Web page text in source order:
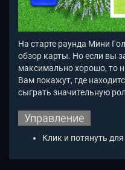
На старте раунда Мини
обзор карты. Но если вы
максимально хорошо, то
Вам покажут, где
сыграть значительную
Управление
Клик и потянуть